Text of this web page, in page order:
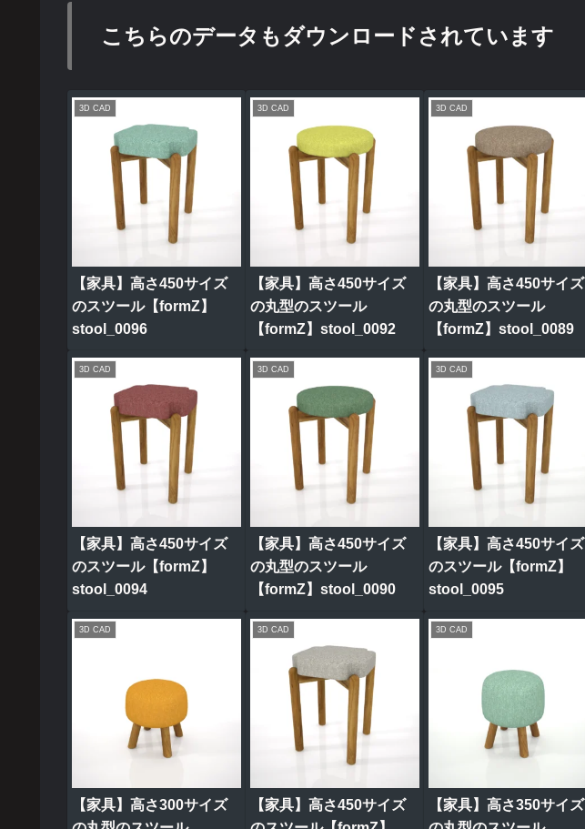
こちらのデータもダウンロードされています
3D CAD
【家具】高さ450サイズ
のスツール【formZ】
stool_0096
3D CAD
【家具】高さ450サイズ
の丸型のスツール
【formZ】stool_0092
3D CAD
【家具】高さ450サイズ
の丸型のスツール
【formZ】stool_0089
3D CAD
【家具】高さ450サイズ
のスツール【formZ】
stool_0094
3D CAD
【家具】高さ450サイズ
の丸型のスツール
【formZ】stool_0090
3D CAD
【家具】高さ450サイズ
のスツール【formZ】
stool_0095
3D CAD
【家具】高さ300サイズ
3D CAD
【家具】高さ450サイズ
3D CAD
【家具】高さ350サイズ